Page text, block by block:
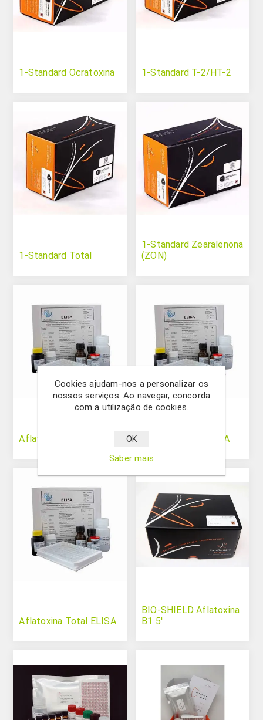
1-Standard Ocratoxina 1-Standard T-2/HT-2
1-Standard Total
1-Standard Zearalenona
(ZON)
Aflatoxina B1 ELISA Aflatoxina M1 ELISA
Aflatoxina Total ELISA
BIO-SHIELD Aflatoxina
B1 5'
Cookies ajudam-nos a personalizar os
nossos serviços. Ao navegar, concorda
com a utilização de cookies.
OK
Saber mais